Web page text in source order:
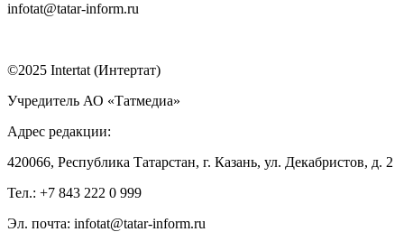
infotat@tatar-inform.ru
©2025 Intertat (Интертат)
Учредитель АО «Татмедиа»
Адрес редакции:
420066, Республика Татарстан, г. Казань, ул. Декабристов, д. 2
Тел.: +7 843 222 0 999
Эл. почта: infotat@tatar-inform.ru